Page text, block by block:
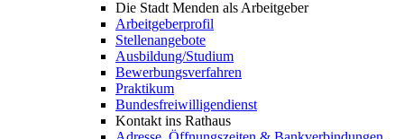
Die Stadt Menden als Arbeitgeber
Arbeitgeberprofil
Stellenangebote
Ausbildung/Studium
Bewerbungsverfahren
Praktikum
Bundesfreiwilligendienst
Kontakt ins Rathaus